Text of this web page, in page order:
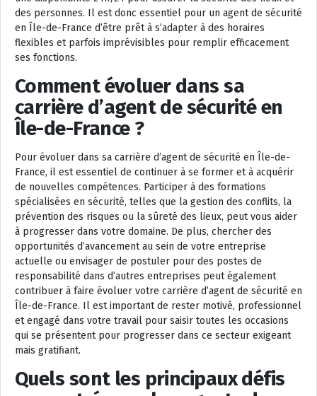
des personnes. Il est donc essentiel pour un agent de sécurité
en Île-de-France d’être prêt à s’adapter à des horaires
flexibles et parfois imprévisibles pour remplir efficacement
ses fonctions.
Comment évoluer dans sa
carrière d’agent de sécurité en
Île-de-France ?
Pour évoluer dans sa carrière d’agent de sécurité en Île-de-
France, il est essentiel de continuer à se former et à acquérir
de nouvelles compétences. Participer à des formations
spécialisées en sécurité, telles que la gestion des conflits, la
prévention des risques ou la sûreté des lieux, peut vous aider
à progresser dans votre domaine. De plus, chercher des
opportunités d’avancement au sein de votre entreprise
actuelle ou envisager de postuler pour des postes de
responsabilité dans d’autres entreprises peut également
contribuer à faire évoluer votre carrière d’agent de sécurité en
Île-de-France. Il est important de rester motivé, professionnel
et engagé dans votre travail pour saisir toutes les occasions
qui se présentent pour progresser dans ce secteur exigeant
mais gratifiant.
Quels sont les principaux défis